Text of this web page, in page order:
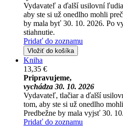
Vydavateľ a ďalší usilovní
aby ste si už onedlho mohli
by mala byť 30. 10. 2026. Po
stiahnutie.
Pridať do zoznamu
Vložiť do košíka
Kniha
13,35 €
Pripravujeme,
vychádza 30. 10. 2026
Vydavateľ, tlačiar a ďalší
tom, aby ste si už onedlho
Predbežne by mala vyjsť 30.
Pridať do zoznamu